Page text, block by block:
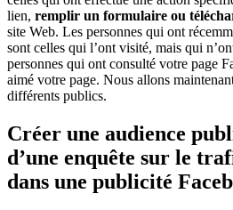
lien, remplir un formulaire ou
site Web. Les personnes qui ont
sont celles qui l’ont visité, mais qui
personnes qui ont consulté votre page
aimé votre page. Nous allons
différents publics.
Créer une audience
d’une enquête sur le
dans une publicité